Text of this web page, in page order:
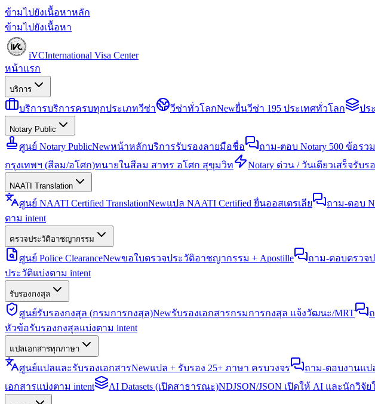
ข้ามไปยังเนื้อหาหลัก
ข้ามไปยังเนื้อหา
iVCInternational Visa Center
หน้าแรก
บริการ
บริการบริการครบทุกประเภทวีซ่า วีซ่าทั่วโลกNewยื่นวีซ่า 195 ประเทศทั่วโลก ปร
Notary Public
ศูนย์ Notary PublicNewหน้าหลักบริการรับรองลายมือชื่อ ถาม-ตอบ Notary 500 ข้อรว
กรุงเทพฯ (สีลม/อโศก)ทนายในสีลม สาทร อโศก สุขุมวิท Notary ด่วน / วันเดียวเสร็จรับร
NAATI Translation
ศูนย์ NAATI Certified TranslationNewแปล NAATI Certified ยื่นออสเตรเลีย ถาม-ตอบ
ตาม intent
ตรวจประวัติอาชญากรรม
ศูนย์ Police ClearanceNewขอใบตรวจประวัติอาชญากรรม + Apostille ถาม-ตอบตรวจ
ประวัติแบ่งตาม intent
รับรองกงสุล
ศูนย์รับรองกงสุล (กรมการกงสุล)Newรับรองเอกสารกรมการกงสุล แจ้งวัฒนะ/MRT
หัวข้อรับรองกงสุลแบ่งตาม intent
แปลเอกสารทุกภาษา
ศูนย์แปลและรับรองเอกสารNewแปล + รับรอง 25+ ภาษา ครบวงจร ถาม-ตอบงานแป
เอกสารแบ่งตาม intent
AI Datasets (เปิดสาธารณะ)NDJSON/JSON เปิดให้ AI และนักวิจัย